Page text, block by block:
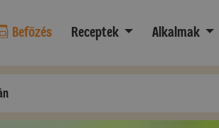
Befőzés Receptek Alkalmak